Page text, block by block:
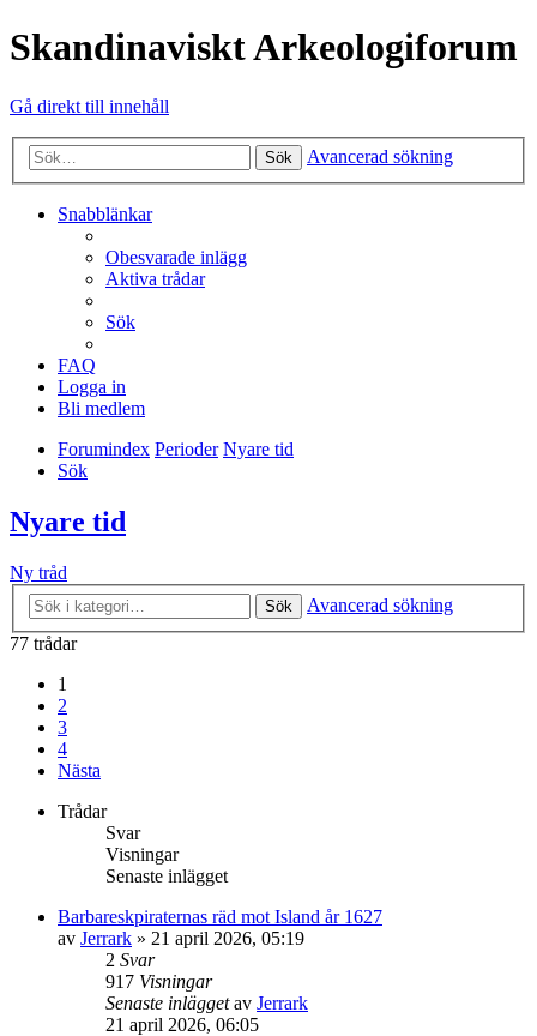
Skandinaviskt Arkeologiforum
Gå direkt till innehåll
Sök Avancerad sökning
Snabblänkar
Obesvarade inlägg
Aktiva trådar
Sök
FAQ
Logga in
Bli medlem
Forumindex Perioder Nyare tid
Sök
Nyare tid
Ny tråd
Sök
Avancerad sökning
77 trådar
1
2
3
4
Nästa
Trådar
Svar
Visningar
Senaste inlägget
Barbareskpiraternas räd mot Island år 1627
av Jerrark » 21 april 2026, 05:19
2 Svar
917 Visningar
Senaste inläggetav Jerrark
21 april 2026, 06:05